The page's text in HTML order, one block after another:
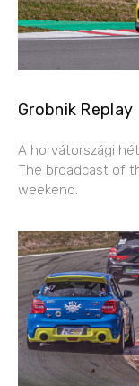
Grobnik Replay
A horvátországi
The broadcast of
weekend.